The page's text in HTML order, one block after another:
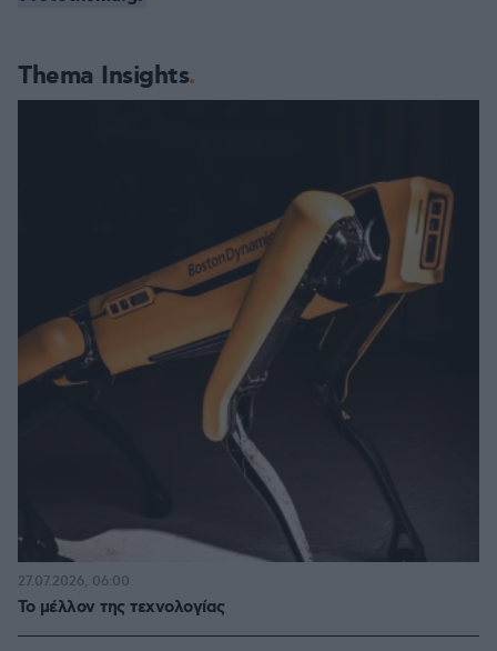
Thema Insights
Το μέλλον της τεχνολογίας
27.07.2026, 06:00